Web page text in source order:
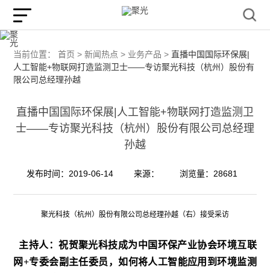
当前位置： 首页 > 新闻热点 > 业务产品 > 直播中国国际环保展|
人工智能+物联网打造监测卫士——专访聚光科技（杭州）股份有
限公司总经理孙越
直播中国国际环保展|人工智能+物联网打造监测卫
士——专访聚光科技（杭州）股份有限公司总经理
孙越
发布时间：2019-06-14 来源： 浏览量：28681
聚光科技（杭州）股份有限公司总经理孙越（右）接受采访
主持人：祝贺聚光科技成为中国环保产业协会环境互联
网+专委会副主任委员，如何将人工智能应用到环境监测